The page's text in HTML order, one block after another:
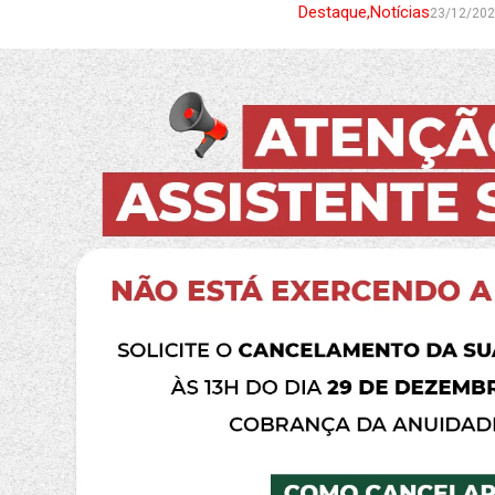
Destaque,Notícias23/12/